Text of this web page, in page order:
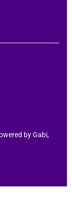
by Gabi,